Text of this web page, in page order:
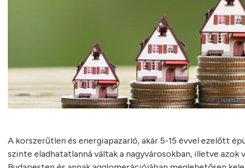
A korszerűtlen és energiapazarló, akár 5-15 évvel ezelőtt
szinte eladhatatlanná váltak a nagyvárosokban, illetve